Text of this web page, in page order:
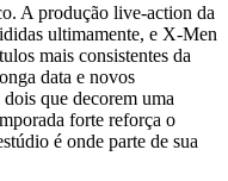
A produção live-action da
ultimamente, e X-Men
mais consistentes da
data e novos
que decorem uma
forte reforça o
é onde parte de sua